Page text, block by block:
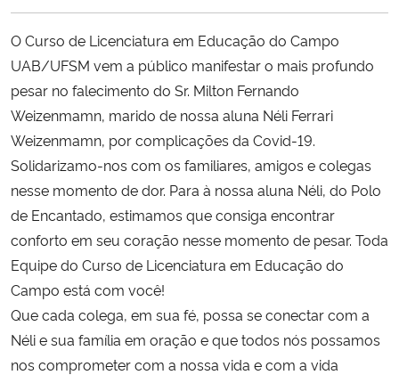
Ministério da Cidadania
Ministério da Saúde
Ministério de Minas e Energia
Ministério do Turismo
Ministério do Desenvolvimento Regional
Controladoria-Geral da União
O Curso de Licenciatura em Educação do Campo
UAB/UFSM vem a público manifestar o mais profundo
pesar no falecimento do Sr. Milton Fernando
Weizenmamn, marido de nossa aluna Néli Ferrari
Weizenmamn, por complicações da Covid-19.
Solidarizamo-nos com os familiares, amigos e colegas
nesse momento de dor. Para à nossa aluna Néli, do Polo
de Encantado, estimamos que consiga encontrar
conforto em seu coração nesse momento de pesar. Toda
Equipe do Curso de Licenciatura em Educação do
Campo está com você!
Que cada colega, em sua fé, possa se conectar com a
Néli e sua família em oração e que todos nós possamos
nos comprometer com a nossa vida e com a vida